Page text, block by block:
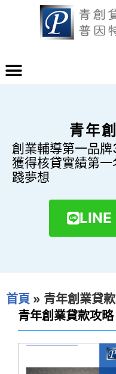
青年
創業輔導第一品
獲得核貸實績第
踐夢想
LINE
首頁 » 青年創業貸
青年創業貸款攻略